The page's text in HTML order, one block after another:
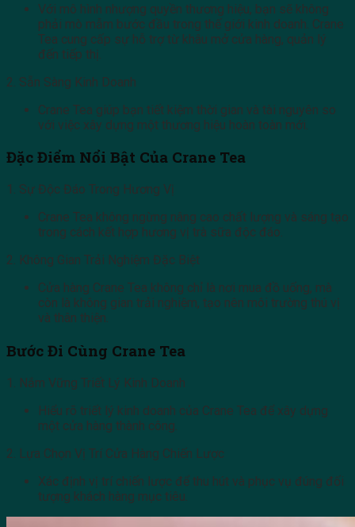
Với mô hình nhượng quyền thương hiệu, bạn sẽ không
phải mò mẫm bước đầu trong thế giới kinh doanh. Crane
Tea cung cấp sự hỗ trợ từ khâu mở cửa hàng, quản lý
đến tiếp thị.
2. Sẵn Sàng Kinh Doanh
Crane Tea giúp bạn tiết kiệm thời gian và tài nguyên so
với việc xây dựng một thương hiệu hoàn toàn mới.
Đặc Điểm Nổi Bật Của Crane Tea
1. Sự Độc Đáo Trong Hương Vị
Crane Tea không ngừng nâng cao chất lượng và sáng tạo
trong cách kết hợp hương vị trà sữa độc đáo.
2. Không Gian Trải Nghiệm Đặc Biệt
Cửa hàng Crane Tea không chỉ là nơi mua đồ uống, mà
còn là không gian trải nghiệm, tạo nên môi trường thú vị
và thân thiện.
Bước Đi Cùng Crane Tea
1. Nắm Vững Triết Lý Kinh Doanh
Hiểu rõ triết lý kinh doanh của Crane Tea để xây dựng
một cửa hàng thành công.
2. Lựa Chọn Vị Trí Cửa Hàng Chiến Lược
Xác định vị trí chiến lược để thu hút và phục vụ đúng đối
tượng khách hàng mục tiêu.